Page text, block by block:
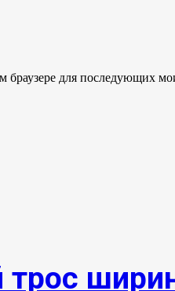
браузере для последующих
трос